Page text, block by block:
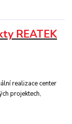
REATEK
realizace center
projektech,